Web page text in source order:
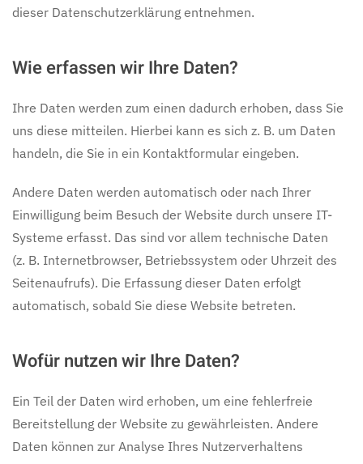
dieser Datenschutzerklärung entnehmen.
Wie erfassen wir Ihre Daten?
Ihre Daten werden zum einen dadurch erhoben, dass Sie
uns diese mitteilen. Hierbei kann es sich z. B. um Daten
handeln, die Sie in ein Kontaktformular eingeben.
Andere Daten werden automatisch oder nach Ihrer
Einwilligung beim Besuch der Website durch unsere IT-
Systeme erfasst. Das sind vor allem technische Daten
(z. B. Internetbrowser, Betriebssystem oder Uhrzeit des
Seitenaufrufs). Die Erfassung dieser Daten erfolgt
automatisch, sobald Sie diese Website betreten.
Wofür nutzen wir Ihre Daten?
Ein Teil der Daten wird erhoben, um eine fehlerfreie
Bereitstellung der Website zu gewährleisten. Andere
Daten können zur Analyse Ihres Nutzerverhaltens